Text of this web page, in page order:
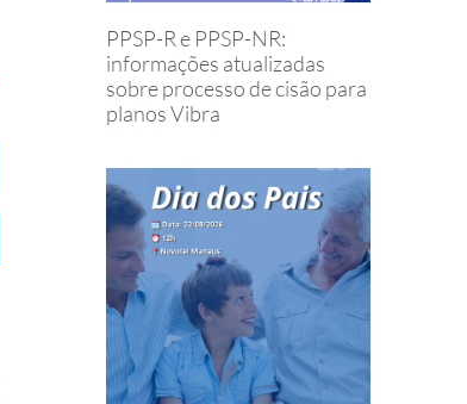
PPSP-R e PPSP-NR:
informações atualizadas
sobre processo de cisão para
planos Vibra